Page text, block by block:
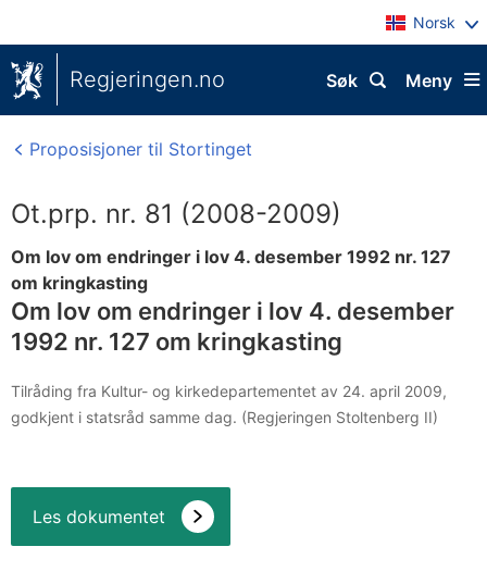
Norsk
Regjeringen.no Meny
Søk
Proposisjoner til Stortinget
Ot.prp. nr. 81 (2008-2009)
Om lov om endringer i lov 4. desember 1992 nr. 127
om kringkasting
Om lov om endringer i lov 4. desember
1992 nr. 127 om kringkasting
Tilråding fra Kultur- og kirkedepartementet av 24. april 2009,
godkjent i statsråd samme dag. (Regjeringen Stoltenberg II)
Les dokumentet